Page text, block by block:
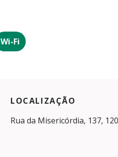
Wi-Fi
LOCALIZAÇÃO
Rua da Misericórdia, 137,